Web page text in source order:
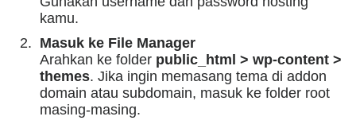
kamu.
Masuk ke File Manager
Arahkan ke folder public_html > wp-content >
themes. Jika ingin memasang tema di addon
domain atau subdomain, masuk ke folder root
masing-masing.